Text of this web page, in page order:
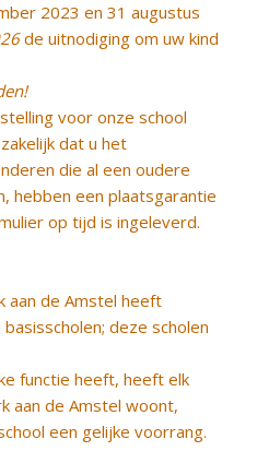
2023 en 31 augustus
de uitnodiging om uw kind
voor onze school
dat u het
die al een oudere
hebben een plaatsgarantie
op tijd is ingeleverd.
aan de Amstel heeft
deze scholen
functie heeft, heeft elk
aan de Amstel woont,
een gelijke voorrang.